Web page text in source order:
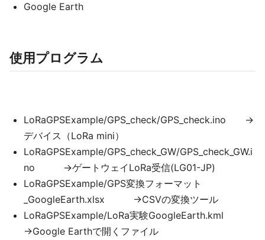
Google Earth
使用プログラム
LoRaGPSExample/GPS_check/GPS_check.ino →
デバイス（LoRa mini）
LoRaGPSExample/GPS_check_GW/GPS_check_GW.i
no →ゲートウェイLoRa受信(LG01-JP)
LoRaGPSExample/GPS変換フォーマット
_GoogleEarth.xlsx →CSVの変換ツール
LoRaGPSExample/LoRa実験GoogleEarth.kml
→Google Earthで開くファイル